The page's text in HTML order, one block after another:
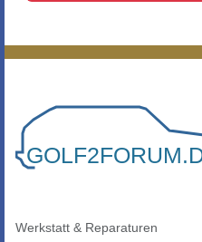
Werkstatt & Reparaturen